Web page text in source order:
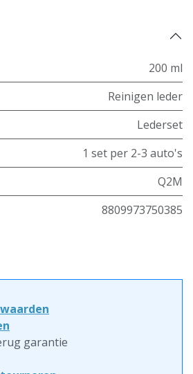
200 ml
Reinigen leder
Lederset
1 set per 2-3 auto's
Q2M
8809973750385
garantie